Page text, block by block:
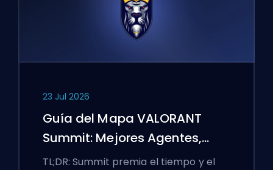
23 Jul 2026
Guía del Mapa VALORANT
Summit: Mejores Agentes,
Llamadas y Humos
TL;DR: Summit premia el tiempo y el